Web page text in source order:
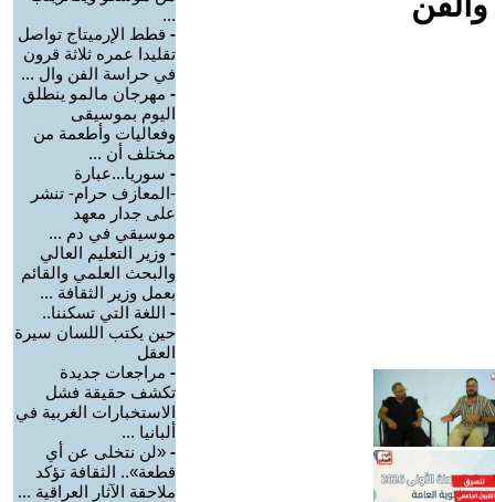
...
- قطط الإرميتاج تواصل
تقليدا عمره ثلاثة قرون
في حراسة الفن وال ...
- مهرجان مالمو ينطلق
اليوم بموسيقى
وفعاليات وأطعمة من
مختلف أن ...
- سوريا...عبارة
-المعازف حرام- تنشر
على جدار معهد
موسيقي في دم ...
- وزير التعليم العالي
والبحث العلمي والقائم
بعمل وزير الثقافة ...
- اللغة التي تسكننا..
حين يكتب اللسان سيرة
العقل
- مراجعات جديدة
تكشف حقيقة فشل
الاستخبارات الغربية في
ألبانيا ...
- «لن نتخلى عن أي
قطعة».. الثقافة تؤكد
ملاحقة الآثار العراقية ...